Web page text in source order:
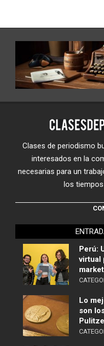
Clases de periodismo
interesados en la
necesarias para un
los
Perú:
virtual
Lo
son